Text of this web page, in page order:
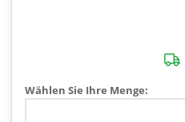
Wählen Sie Ihre Menge: